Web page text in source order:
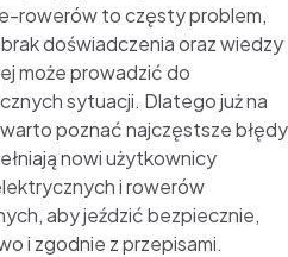
rowerów to częsty problem,
doświadczenia oraz wiedzy
może prowadzić do
sytuacji. Dlatego już na
poznać najczęstsze
nowi użytkownicy
i rowerów
aby jeździć bezpiecznie,
i zgodnie z przepisami.